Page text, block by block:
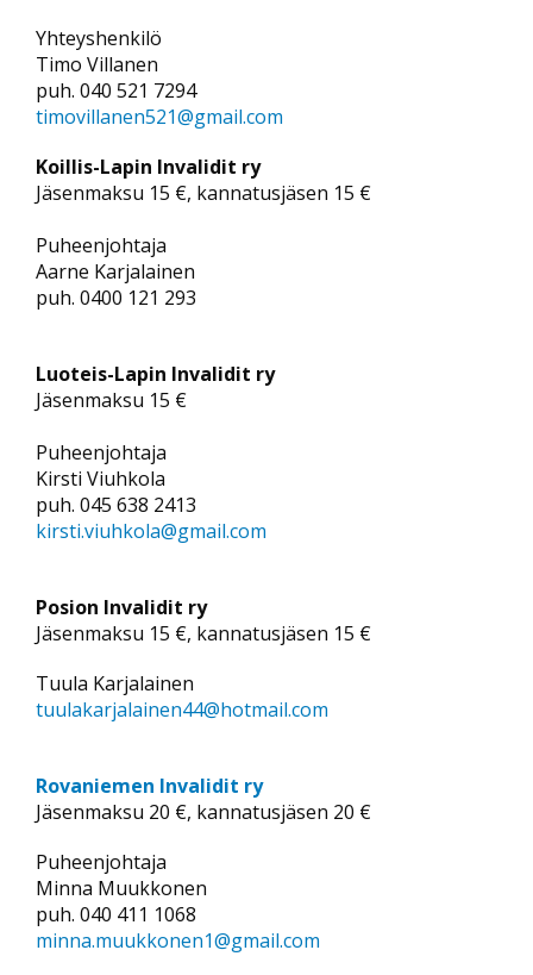
Yhteyshenkilö
Timo Villanen
puh. 040 521 7294
timovillanen521@gmail.com
Koillis-Lapin Invalidit ry
Jäsenmaksu 15 €, kannatusjäsen 15 €
Puheenjohtaja
Aarne Karjalainen
puh. 0400 121 293
Luoteis-Lapin Invalidit ry
Jäsenmaksu 15 €
Puheenjohtaja
Kirsti Viuhkola
puh. 045 638 2413
kirsti.viuhkola@gmail.com
Posion Invalidit ry
Jäsenmaksu 15 €, kannatusjäsen 15 €
Tuula Karjalainen
tuulakarjalainen44@hotmail.com
Rovaniemen Invalidit ry
Jäsenmaksu 20 €, kannatusjäsen 20 €
Puheenjohtaja
Minna Muukkonen
puh. 040 411 1068
minna.muukkonen1@gmail.com